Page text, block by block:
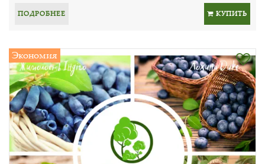
ПОДРОБНЕЕ КУПИТЬ
Экономия